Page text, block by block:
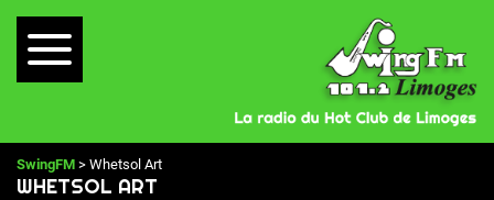
SwingFM > Whetsol Art
WHETSOL ART